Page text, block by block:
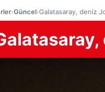
›Güncel›Galatasaray, deniz